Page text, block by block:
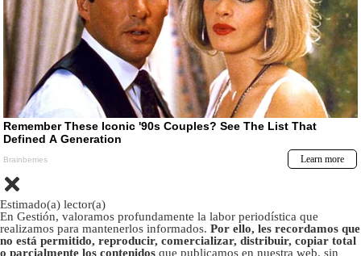
Estimado(a) lector(a)
En Gestión, valoramos profundamente la labor periodística que
realizamos para mantenerlos informados. Por ello, les recordamos que
no está permitido, reproducir, comercializar, distribuir, copiar total
o parcialmente los contenidos que publicamos en nuestra web, sin